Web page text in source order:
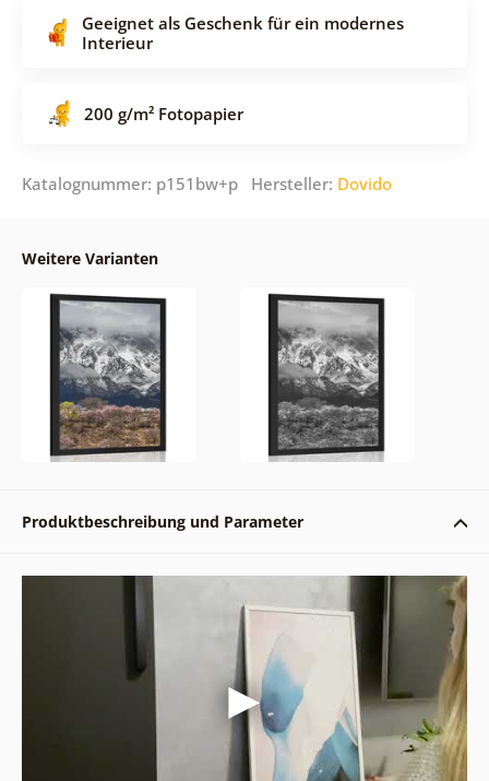
Geeignet als Geschenk für ein modernes
Interieur
200 g/m² Fotopapier
Katalognummer: p151bw+p Hersteller: Dovido
Weitere Varianten
Produktbeschreibung und Parameter